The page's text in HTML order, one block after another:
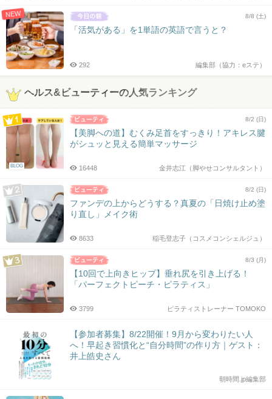
NEW 8/8 (土)
「活気がある」を1単語の英語で言うと？
編集部（協力：eステ）
292
ヘルス&ビューティーの人気ランキング
BLOG
8/2 (日)
【美脚への道】むくみ足首をすっきり！アキレス腱
がシュッと見える簡単マッサージ
金井志江（脚やせコンサルタント）
16448
8/2 (日)
ファンデの上からどうする？真夏の「日焼け止め塗
り直し」メイク術
稲毛登志子（コスメコンシェルジュ）
8633
8/3 (月)
【10回で上向きヒップ】垂れ尻を引き上げる！
「パーフェクトピーチ・ピラティス」
ピラティストレーナー TOMOKO
3799
【参加者募集】8/22開催！9月から変わりたい人
へ！早起き習慣化と“自分時間”の作り方｜ゲスト：
井上皓史さん
朝時間.jp編集部